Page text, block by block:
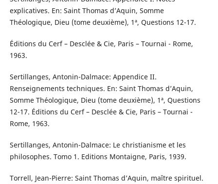
explicatives. En: Saint Thomas d’Aquin, Somme
Théologique, Dieu (tome deuxième), 1ª, Questions 12-17.
Éditions du Cerf – Desclée & Cie, Paris – Tournai - Rome,
1963.
Sertillanges, Antonin-Dalmace: Appendice II.
Renseignements techniques. En: Saint Thomas d’Aquin,
Somme Théologique, Dieu (tome deuxième), 1ª, Questions
12-17. Éditions du Cerf – Desclée & Cie, Paris – Tournai -
Rome, 1963.
Sertillanges, Antonin-Dalmace: Le christianisme et les
philosophes. Tomo 1. Editions Montaigne, Paris, 1939.
Torrell, Jean-Pierre: Saint Thomas d’Aquin, maître spirituel.